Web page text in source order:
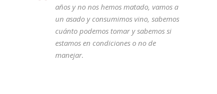
años y no nos hemos matado, vamos a
un asado y consumimos vino, sabemos
cuánto podemos tomar y sabemos si
estamos en condiciones o no de
manejar.